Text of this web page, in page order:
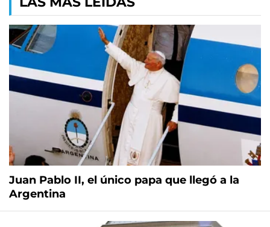
Juan Pablo II, el único papa que llegó a la
Argentina